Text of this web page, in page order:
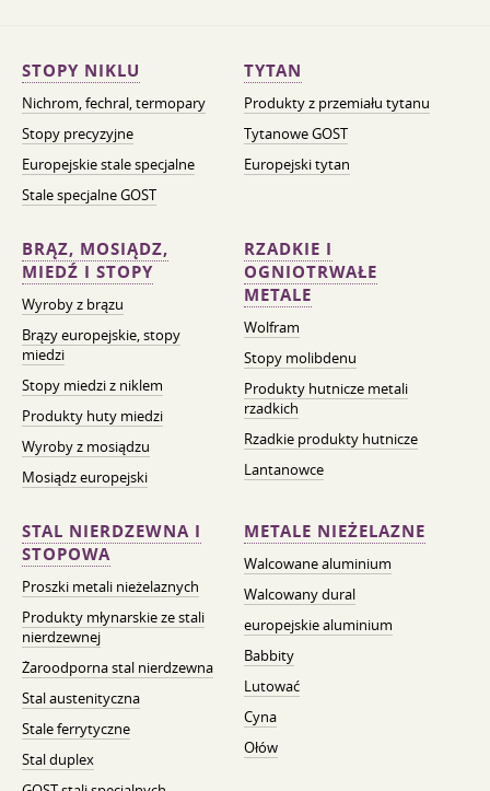
STOPY NIKLU
Nichrom, fechral, termopary
Stopy precyzyjne
Europejskie stale specjalne
Stale specjalne GOST
TYTAN
Produkty z przemiału tytanu
Tytanowe GOST
Europejski tytan
BRĄZ, MOSIĄDZ,
MIEDŹ I STOPY
Wyroby z brązu
Brązy europejskie, stopy
miedzi
Stopy miedzi z niklem
Produkty huty miedzi
Wyroby z mosiądzu
Mosiądz europejski
RZADKIE I
OGNIOTRWAŁE
METALE
Wolfram
Stopy molibdenu
Produkty hutnicze metali
rzadkich
Rzadkie produkty hutnicze
Lantanowce
STAL NIERDZEWNA I
STOPOWA
Proszki metali nieżelaznych
Produkty młynarskie ze stali
nierdzewnej
Żaroodporna stal nierdzewna
Stal austenityczna
Stale ferrytyczne
Stal duplex
METALE NIEŻELAZNE
Walcowane aluminium
Walcowany dural
europejskie aluminium
Babbity
Lutować
Cyna
Ołów